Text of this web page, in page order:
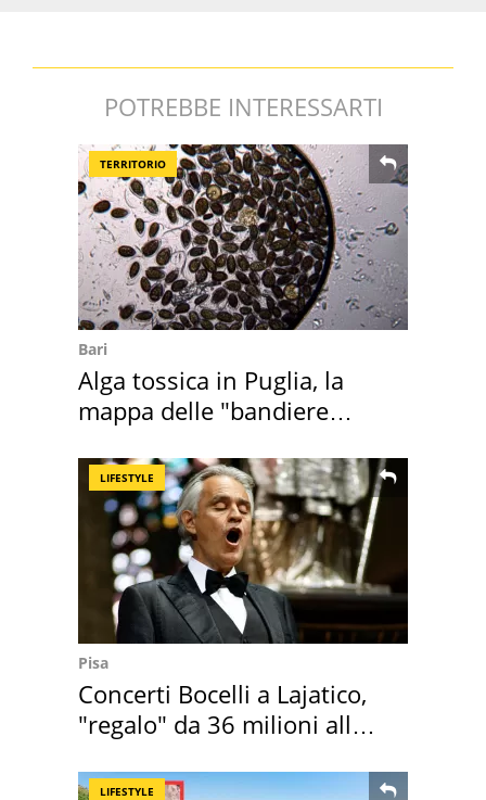
POTREBBE INTERESSARTI
TERRITORIO
Bari
Alga tossica in Puglia, la
mappa delle "bandiere
LIFESTYLE
Pisa
Concerti Bocelli a Lajatico,
"regalo" da 36 milioni alla
LIFESTYLE